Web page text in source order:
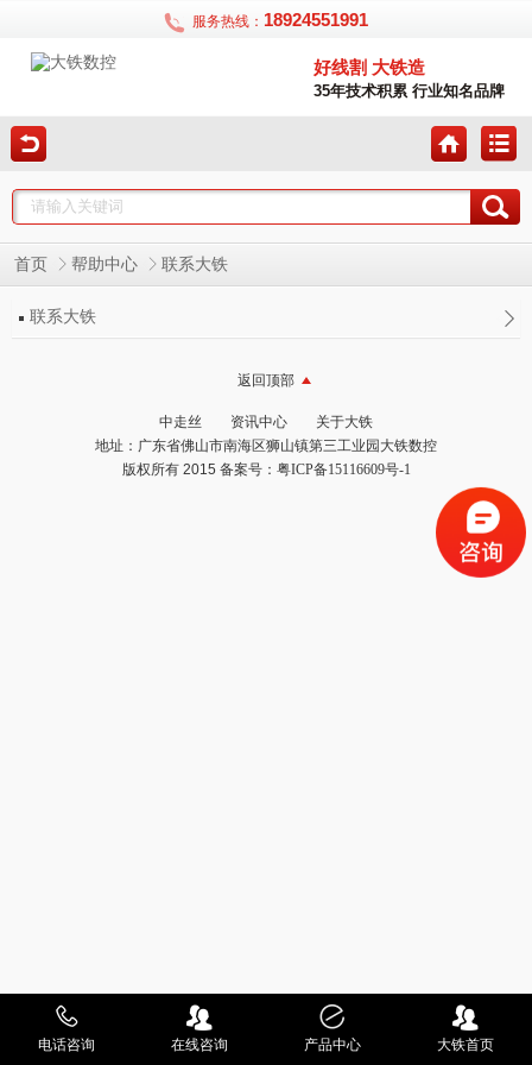
服务热线： 18924551991
好线割 大铁造
35年技术积累 行业知名品牌
首页 帮助中心 联系大铁
联系大铁
返回顶部
中走丝 资讯中心
关于大铁
地址：广东省佛山市南海区狮山镇第三工业园大铁数控
版权所有 2015 备案号： 粤ICP备15116609号-1
电话咨询 在线咨询 产品中心 大铁首页